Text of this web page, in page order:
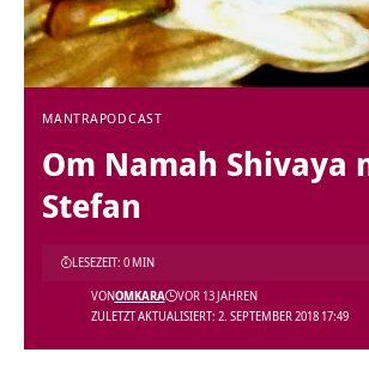
MANTRAPODCAST
Om Namah Shivaya
Stefan
ZULETZT AKTUALISIERT: 2. SEPTEMBER 2018 17:49
VONOMKARA VOR 13 JAHREN
LESEZEIT: 0 MIN